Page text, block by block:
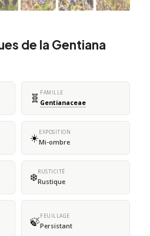
de la Gentiana
🧬 FAMILLE
Gentianaceae
☀️EXPOSITION
Mi-ombre
❄️RUSTICITÉ
Rustique
🍃FEUILLAGE
Persistant